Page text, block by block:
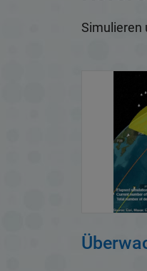
Simulieren